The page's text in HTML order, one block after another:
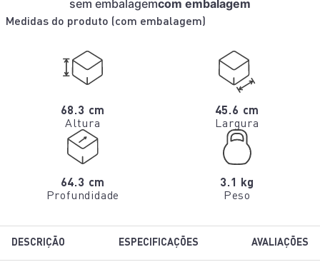
Medidas do produto (com embalagem)
sem embalagemcom embalagem
68.3 cm
Altura
45.6 cm
Largura
64.3 cm
Profundidade
3.1 kg
Peso
DESCRIÇÃO ESPECIFICAÇÕES AVALIAÇÕES